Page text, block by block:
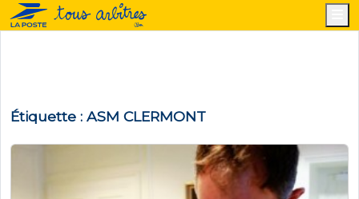
Étiquette : ASM CLERMONT